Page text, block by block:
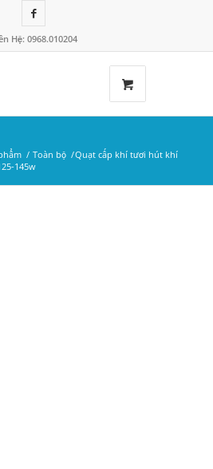
Hệ: 0968.010204
/ Toàn bộ /Quạt cấp khí tươi hút khí
145w